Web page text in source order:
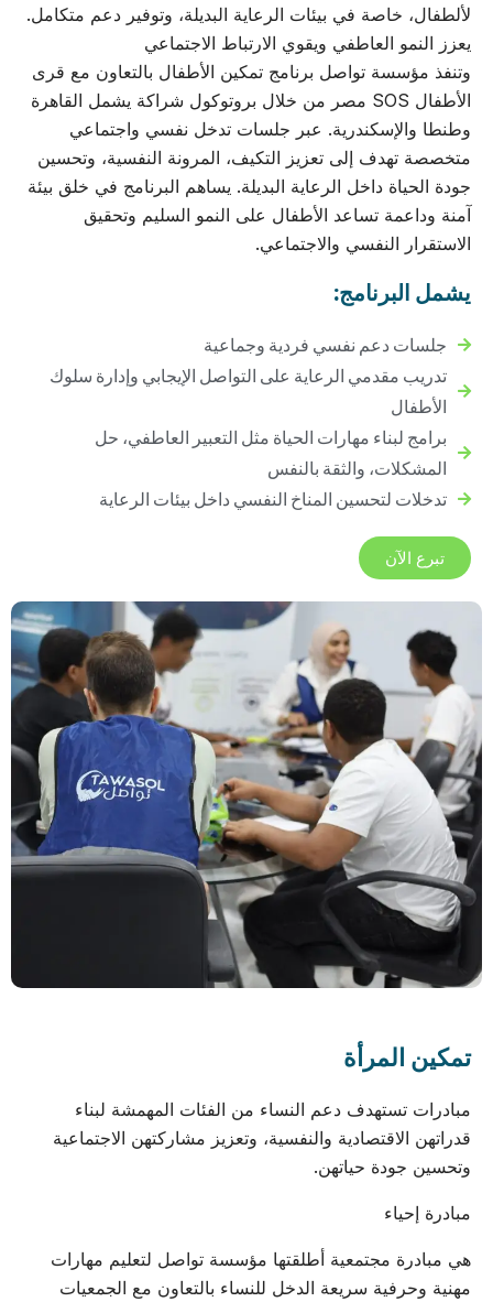
لألطفال، خاصة في بيئات الرعاية البديلة، وتوفير دعم متكامل.
يعزز النمو العاطفي ويقوي الارتباط الاجتماعي
وتنفذ مؤسسة تواصل برنامج تمكين الأطفال بالتعاون مع قرى
الأطفال SOS مصر من خلال بروتوكول شراكة يشمل القاهرة
وطنطا والإسكندرية. عبر جلسات تدخل نفسي واجتماعي
متخصصة تهدف إلى تعزيز التكيف، المرونة النفسية، وتحسين
جودة الحياة داخل الرعاية البديلة. يساهم البرنامج في خلق بيئة
آمنة وداعمة تساعد الأطفال على النمو السليم وتحقيق
الاستقرار النفسي والاجتماعي.
يشمل البرنامج:
جلسات دعم نفسي فردية وجماعية
تدريب مقدمي الرعاية على التواصل الإيجابي وإدارة سلوك
الأطفال
برامج لبناء مهارات الحياة مثل التعبير العاطفي، حل
المشكلات، والثقة بالنفس
تدخلات لتحسين المناخ النفسي داخل بيئات الرعاية
تبرع الآن
تمكين المرأة
مبادرات تستهدف دعم النساء من الفئات المهمشة لبناء
قدراتهن الاقتصادية والنفسية، وتعزيز مشاركتهن الاجتماعية
وتحسين جودة حياتهن.
مبادرة إحياء
هي مبادرة مجتمعية أطلقتها مؤسسة تواصل لتعليم مهارات
مهنية وحرفية سريعة الدخل للنساء بالتعاون مع الجمعيات